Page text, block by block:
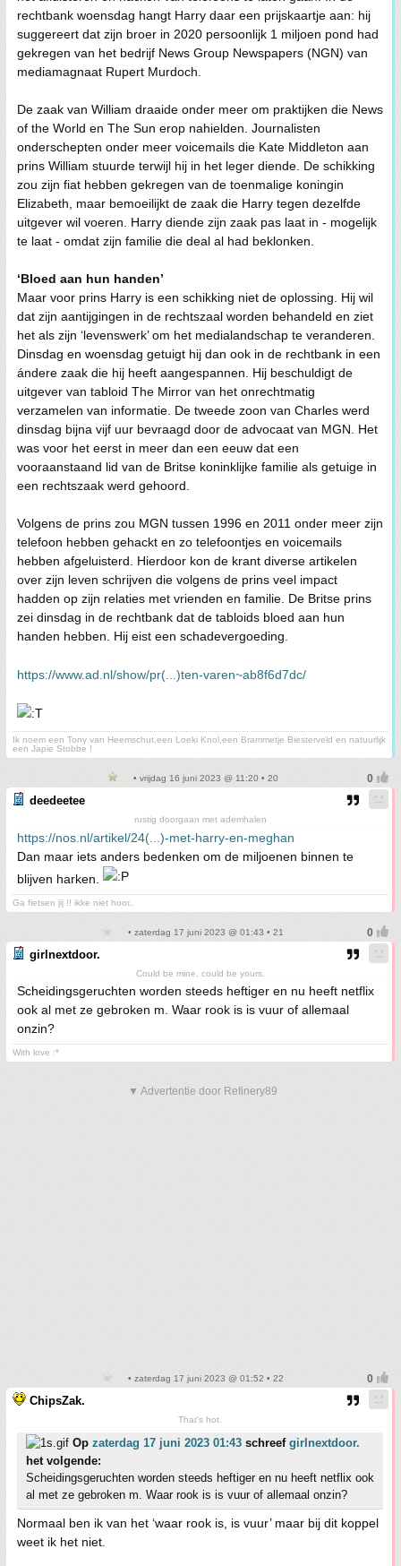
rechtbank woensdag hangt Harry daar een prijskaartje aan: hij
suggereert dat zijn broer in 2020 persoonlijk 1 miljoen pond had
gekregen van het bedrijf News Group Newspapers (NGN) van
mediamagnaat Rupert Murdoch.
De zaak van William draaide onder meer om praktijken die News
of the World en The Sun erop nahielden. Journalisten
onderschepten onder meer voicemails die Kate Middleton aan
prins William stuurde terwijl hij in het leger diende. De schikking
zou zijn fiat hebben gekregen van de toenmalige koningin
Elizabeth, maar bemoeilijkt de zaak die Harry tegen dezelfde
uitgever wil voeren. Harry diende zijn zaak pas laat in - mogelijk
te laat - omdat zijn familie die deal al had beklonken.
‘Bloed aan hun handen’
Maar voor prins Harry is een schikking niet de oplossing. Hij wil
dat zijn aantijgingen in de rechtszaal worden behandeld en ziet
het als zijn ‘levenswerk’ om het medialandschap te veranderen.
Dinsdag en woensdag getuigt hij dan ook in de rechtbank in een
ándere zaak die hij heeft aangespannen. Hij beschuldigt de
uitgever van tabloid The Mirror van het onrechtmatig
verzamelen van informatie. De tweede zoon van Charles werd
dinsdag bijna vijf uur bevraagd door de advocaat van MGN. Het
was voor het eerst in meer dan een eeuw dat een
vooraanstaand lid van de Britse koninklijke familie als getuige in
een rechtszaak werd gehoord.
Volgens de prins zou MGN tussen 1996 en 2011 onder meer zijn
telefoon hebben gehackt en zo telefoontjes en voicemails
hebben afgeluisterd. Hierdoor kon de krant diverse artikelen
over zijn leven schrijven die volgens de prins veel impact
hadden op zijn relaties met vrienden en familie. De Britse prins
zei dinsdag in de rechtbank dat de tabloids bloed aan hun
handen hebben. Hij eist een schadevergoeding.
https://www.ad.nl/show/pr(...)ten-varen~ab8f6d7dc/
Ik noem een Tony van Heemschut,een Loeki Knol,een Brammetje Biesterveld en natuurlijk
een Japie Stobbe !
• vrijdag 16 juni 2023 @ 11:20 • 20
deedeetee
rustig doorgaan met ademhalen
https://nos.nl/artikel/24(...)-met-harry-en-meghan
Dan maar iets anders bedenken om de miljoenen binnen te
blijven harken.
Ga fietsen jij !! ikke niet hoor..
• zaterdag 17 juni 2023 @ 01:43 • 21
girlnextdoor.
Could be mine, could be yours.
Scheidingsgeruchten worden steeds heftiger en nu heeft netflix
ook al met ze gebroken m. Waar rook is is vuur of allemaal
onzin?
With love :*
▼ Advertentie door Refinery89
• zaterdag 17 juni 2023 @ 01:52 • 22
ChipsZak.
That's hot.
Op zaterdag 17 juni 2023 01:43 schreef girlnextdoor.
het volgende:
Scheidingsgeruchten worden steeds heftiger en nu heeft netflix ook
al met ze gebroken m. Waar rook is is vuur of allemaal onzin?
Normaal ben ik van het ‘waar rook is, is vuur’ maar bij dit koppel
weet ik het niet.